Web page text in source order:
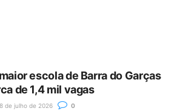
escola de Barra do Garças
de 1,4 mil vagas
8 de julho de 2026 0